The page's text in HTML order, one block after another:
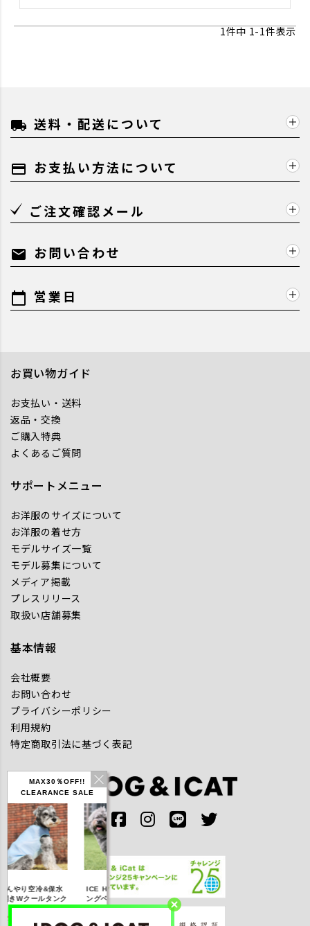
MAX30％OFF!!
CLEARANCE SALE
やり空冷&保水
きWクールタンク
％OFF】2,310
ICE HOLD フィッシ
ングベスト 保冷剤付
IDOG ICE HOLD ネ
ッククーラー 保冷剤
1件中 1-1件表示
local_shipping 送料・配送について
payment お支払い方法について
ご注文確認メール
mail お問い合わせ
calendar_today 営業日
お買い物ガイド
お支払い・送料
返品・交換
ご購入特典
よくあるご質問
サポートメニュー
お洋服のサイズについて
お洋服の着せ方
モデルサイズ一覧
モデル募集について
メディア掲載
プレスリリース
取扱い店舗募集
基本情報
会社概要
お問い合わせ
プライバシーポリシー
利用規約
特定商取引法に基づく表記